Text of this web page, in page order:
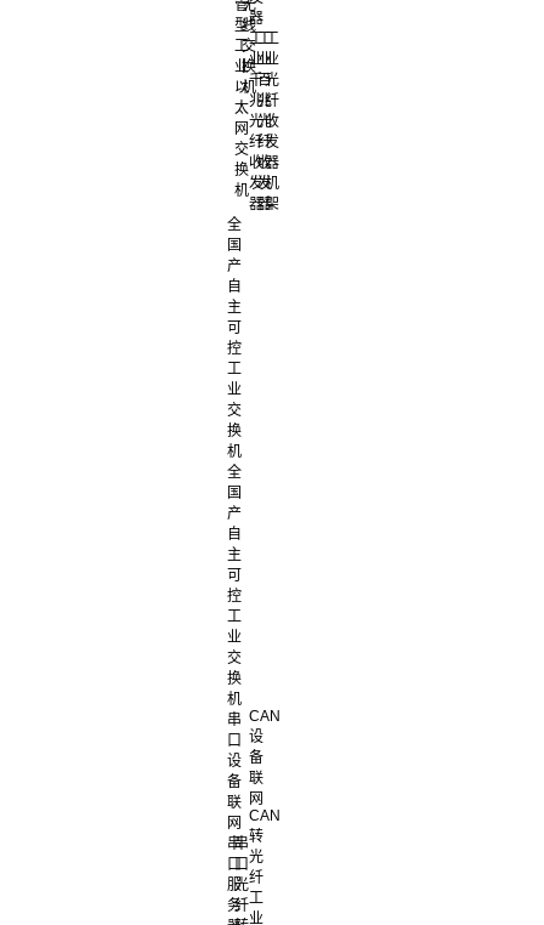
管
型
工
业
以
太
网
交
换
机
无
线
交
换
机
器
工
业
千
兆
光
纤
收
发
器
工
业
百
兆
光
纤
收
发
器
工
业
光
纤
收
发
器
机
架
全
国
产
自
主
可
控
工
业
交
换
机
全
国
产
自
主
可
控
工
业
交
换
机
串
口
设
备
联
网
串
口
服
务
串
口
光
纤
CAN
设
备
联
网
CAN
转
光
纤
工
业